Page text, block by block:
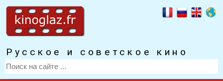
Русское и советское кино